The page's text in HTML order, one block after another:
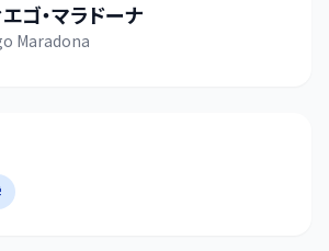
ゴ・マラドーナ
Maradona